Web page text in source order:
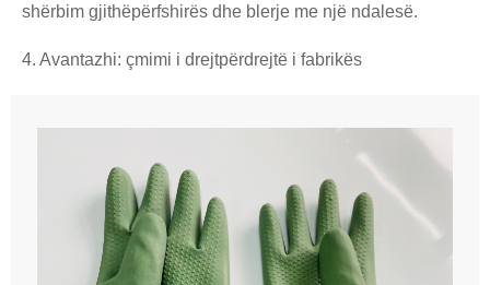
shërbim gjithëpërfshirës dhe blerje me një ndalesë.
4. Avantazhi: çmimi i drejtpërdrejtë i fabrikës